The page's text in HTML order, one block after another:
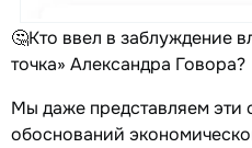
🤔Кто ввел в заблуждение
точка» Александра Говора?
Мы даже представляем эти
обоснований